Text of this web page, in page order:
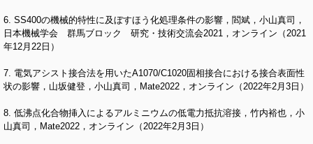
6. SS400の機械的特性に及ぼすほう化処理条件の影響，閻斌，小山真司，
日本機械学会 群馬ブロック 研究・技術交流会2021，オンライン（2021
年12月22日）
7. 電気アシスト接合法を用いたA1070/C1020固相接合における接合表面性
状の影響，山坂健登，小山真司，Mate2022，オンライン（2022年2月3日）
8. 低沸点化合物挿入によるアルミニウムの低電力抵抗溶接，竹内裕也，小
山真司，Mate2022，オンライン（2022年2月3日）